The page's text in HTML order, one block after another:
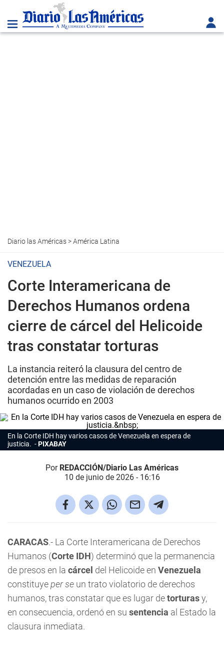
Diario las Américas>América Latina
VENEZUELA
Corte Interamericana de
Derechos Humanos ordena
cierre de cárcel del Helicoide
tras constatar torturas
La instancia reiteró la clausura del centro de
detención entre las medidas de reparación
acordadas en un caso de violación de derechos
humanos ocurrido en 2003
En la Corte IDH hay varios casos de Venezuela en espera de
justicia.
PIXABAY
Por REDACCIÓN/Diario Las Américas
10 de junio de 2026 - 16:16
CARACAS.- La Corte Interamericana de Derechos
Humanos (Corte IDH) determinó que la permanencia
de presos en la cárcel del Helicoide en Venezuela
constituyeper se un trato violatorio de derechos
humanos, tras constatar que es lugar detorturasy,
en consecuencia, ordenó en su sentencia al Estado la
clausura inmediata.